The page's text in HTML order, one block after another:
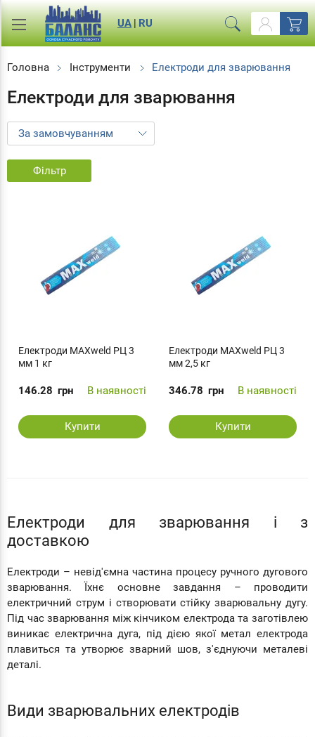
RU
|
UA
Головна Інструменти Електроди для зварювання
Електроди для зварювання
Фільтр
Електроди MAXweld РЦ 3
мм 1 кг
146.28 грн В наявності
Купити
Електроди MAXweld РЦ 3
мм 2,5 кг
346.78 грн В наявності
Купити
Електроди для зварювання і з
доставкою
Електроди – невід'ємна частина процесу ручного дугового
зварювання. Їхнє основне завдання – проводити
електричний струм і створювати стійку зварювальну дугу.
Під час зварювання між кінчиком електрода та заготівлею
виникає електрична дуга, під дією якої метал електрода
плавиться та утворює зварний шов, з'єднуючи металеві
деталі.
Види зварювальних електродів